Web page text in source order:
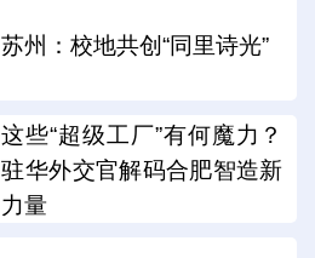
苏州：校地共创“同里诗光”
这些“超级工厂”有何魔力？
驻华外交官解码合肥智造新
力量